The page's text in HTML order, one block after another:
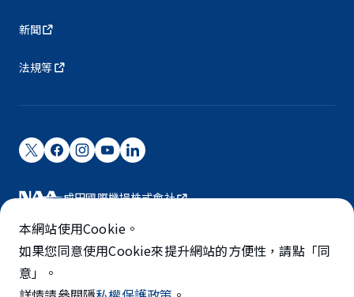
新聞
法規等
成田國際機場株式會社
成田國際機場由NAA營運。
©NARITA INTERNATIONAL AIRPORT CORPORATION
5-STAR AIRPORT
本網站使用Cookie。
如果您同意使用Cookie來提升網站的方便性，請點「同
意」。